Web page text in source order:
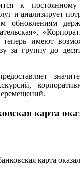
к постоянному
и анализирует
обновлениям
теперь имеют
за группу до
карта